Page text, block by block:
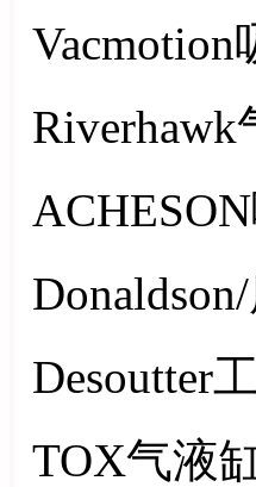
Vacmotion
Riverhawk
Desoutter
TOX气液